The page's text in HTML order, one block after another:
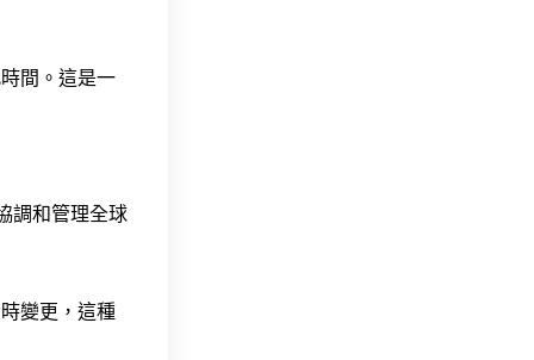
間。這是一
調和管理全球
變更，這種